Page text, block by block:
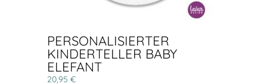
PERSONALISIERTER
KINDERTELLER BABY
ELEFANT
20,95 €